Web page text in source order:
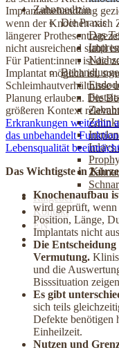
Zahnmedizin
Die Praxis
Das
Inlays
Ratgeber
Kontakt
EN
Jetzt online
Implantatbehandlung
wenn der Knochen nach
längerer
nicht ausreichend stabil
Für Patient:innen ist die
Implantat möglich ist,
Schleimhautverhältnisse
Planung erlauben. Die
größeren Kontext
Erkrankungen weiterhin
das unbehandelt
Lebensqualität
Das Wichtigste in
Knochenaufbau
wird geprüft, wenn
Position, Länge,
Implantats nicht
Die
Vermutung.
und die
Bisssituation
Es gibt
sich teils
Defekte benötigen
Einheilzeit.
Nutzen und